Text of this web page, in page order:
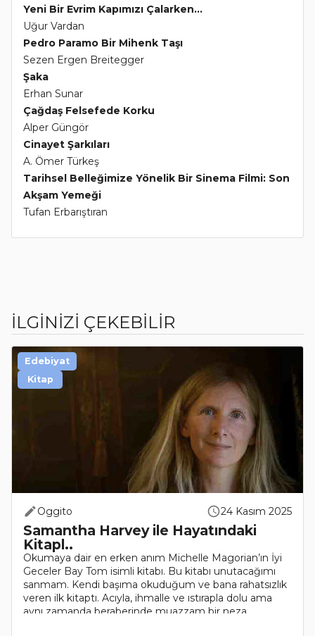
Yeni Bir Evrim Kapımızı Çalarken...
Uğur Vardan
Pedro Paramo Bir Mihenk Taşı
Sezen Ergen Breitegger
Şaka
Erhan Sunar
Çağdaş Felsefede Korku
Alper Güngör
Cinayet Şarkıları
A. Ömer Türkeş
Tarihsel Belleğimize Yönelik Bir Sinema Filmi: Son
Akşam Yemeği
Tufan Erbarıştıran
İLGİNİZİ ÇEKEBİLİR
Oggito 24 Kasım 2025
Samantha Harvey ile Hayatındaki
Kitapl..
Okumaya dair en erken anım Michelle Magorian’ın İyi
Geceler Bay Tom isimli kitabı. Bu kitabı unutacağımı
sanmam. Kendi başıma okuduğum ve bana rahatsızlık
veren ilk kitaptı. Acıyla, ihmalle ve ıstırapla dolu ama
aynı zamanda beraberinde muazzam bir neza..
Edebiyat
Kitap